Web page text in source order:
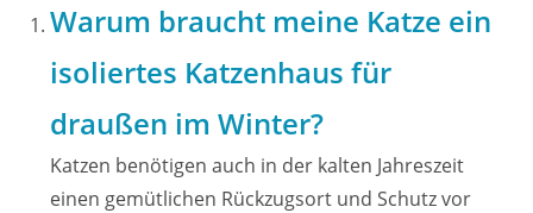
Warum braucht meine Katze ein
isoliertes Katzenhaus für
draußen im Winter?
Katzen benötigen auch in der kalten Jahreszeit
einen gemütlichen Rückzugsort und Schutz vor